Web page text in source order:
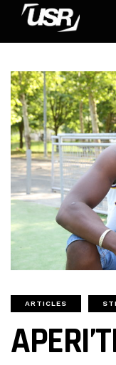
ARTICLES